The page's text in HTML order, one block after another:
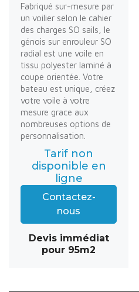
Fabriqué sur-mesure par
un voilier selon le cahier
des charges SO sails, le
génois sur enrouleur SO
radial est une voile en
tissu polyester laminé à
coupe orientée. Votre
bateau est unique, créez
votre voile à votre
mesure grace aux
nombreuses options de
personnalisation.
Tarif non
disponible en
ligne
Contactez-
nous
Devis immédiat
pour 95m2